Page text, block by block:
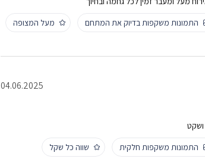
התמונות משקפות בדיוק את המתחם מעל המצופה
04.06.2025
התמונות משקפות חלקית שווה כל שקל